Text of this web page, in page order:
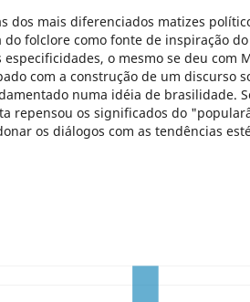
dos mais diferenciados matizes
do folclore como fonte de inspiração
o mesmo se deu com
com a construção de um discurso
numa idéia de brasilidade.
repensou os significados do
os diálogos com as tendências